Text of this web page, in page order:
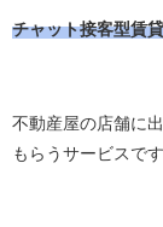
チャット接客型賃
不動産屋の店舗に
もらうサービスです